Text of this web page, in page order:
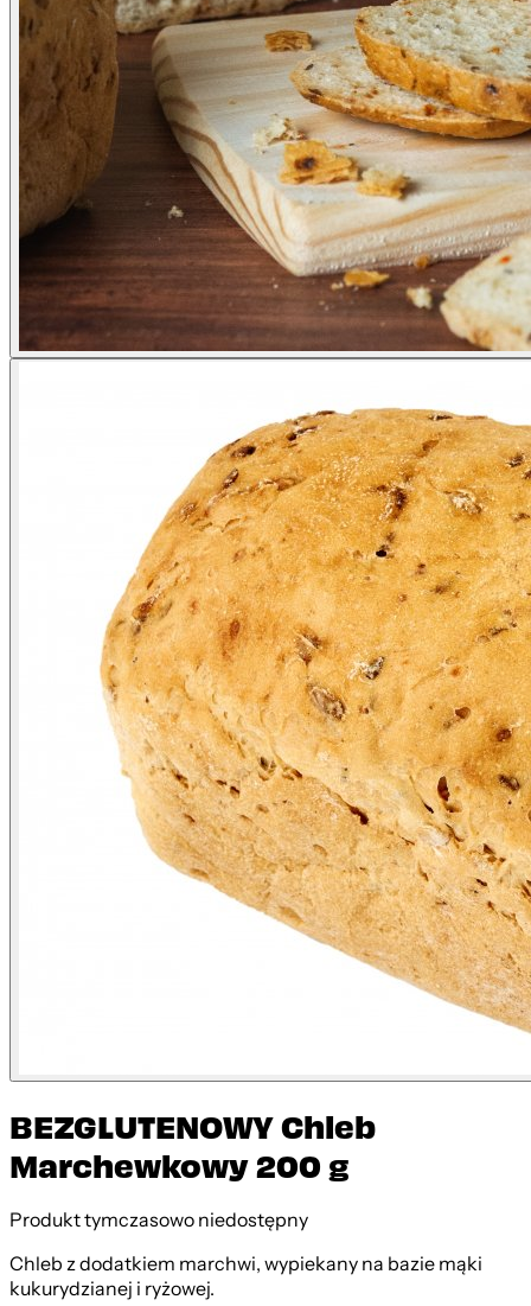
BEZGLUTENOWY Chleb
Marchewkowy 200 g
Produkt tymczasowo niedostępny
Chleb z dodatkiem marchwi, wypiekany na bazie mąki
kukurydzianej i ryżowej.